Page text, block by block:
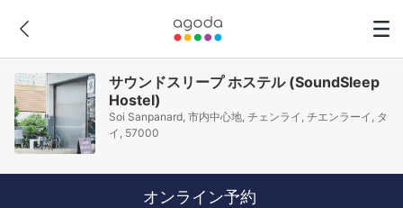
サウンドスリープ ホステル (SoundSleep
Hostel)
Soi Sanpanard, 市内中心地, チェンライ, チエンラーイ, タ
イ, 57000
オンライン予約